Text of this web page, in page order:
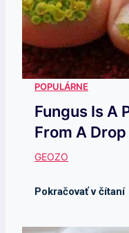
Fungus Is A
From A